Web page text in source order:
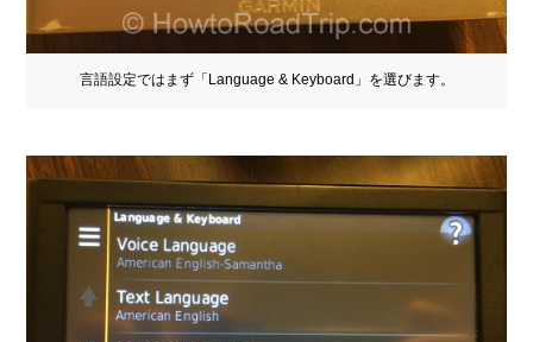
言語設定ではまず「Language & Keyboard」を選びます。